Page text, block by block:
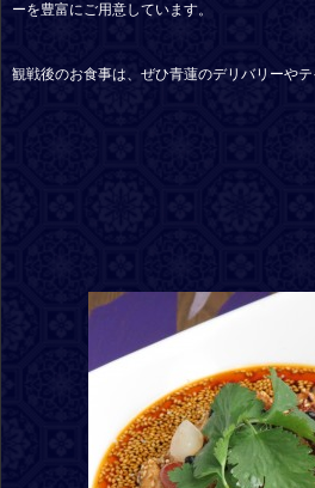
ーを豊富にご用意しています。
観戦後のお食事は、ぜひ青蓮のデリバリーや